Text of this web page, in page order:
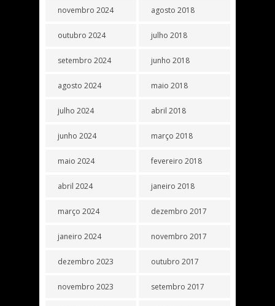
novembro 2024
outubro 2024
setembro 2024
agosto 2024
julho 2024
junho 2024
maio 2024
abril 2024
março 2024
janeiro 2024
dezembro 2023
novembro 2023
agosto 2018
julho 2018
junho 2018
maio 2018
abril 2018
março 2018
fevereiro 2018
janeiro 2018
dezembro 2017
novembro 2017
outubro 2017
setembro 2017